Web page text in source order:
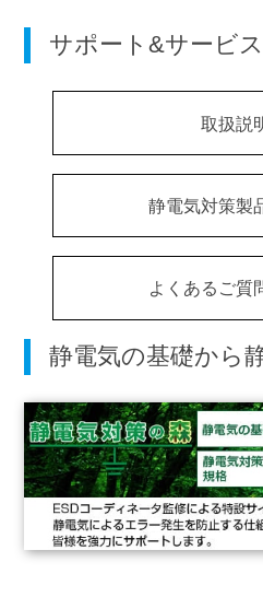
サポート&サービス
取扱説
静電気対策製
よくあるご質
静電気の基礎から